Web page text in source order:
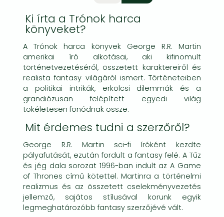
Ki írta a Trónok harca
könyveket?
A Trónok harca könyvek George R.R. Martin
amerikai író alkotásai, aki kifinomult
történetvezetéséről, összetett karaktereiről és
realista fantasy világáról ismert. Történeteiben
a politikai intrikák, erkölcsi dilemmák és a
grandiózusan felépített egyedi világ
tökéletesen fonódnak össze.
Mit érdemes tudni a szerzőről?
George R.R. Martin sci-fi íróként kezdte
pályafutását, ezután fordult a fantasy felé. A Tűz
és jég dala sorozat 1996-ban indult az A Game
of Thrones című kötettel. Martinra a történelmi
realizmus és az összetett cselekményvezetés
jellemző, sajátos stílusával korunk egyik
legmeghatározóbb fantasy szerzőjévé vált.